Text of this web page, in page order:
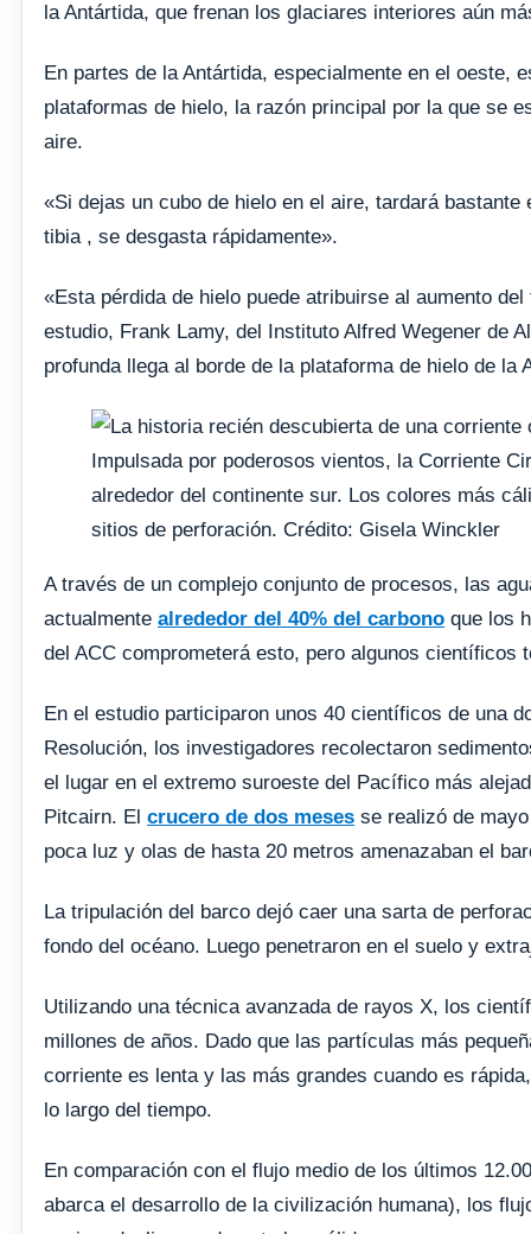
la Antártida, que frenan los glaciares interiores aún
En partes de la Antártida, especialmente en el oeste,
plataformas de hielo, la razón principal por la que se
aire.
«Si dejas un cubo de hielo en el aire, tardará
tibia , se desgasta rápidamente».
«Esta pérdida de hielo puede atribuirse al aumento
estudio, Frank Lamy, del Instituto Alfred Wegener de
profunda llega al borde de la plataforma de hielo de la
Impulsada por poderosos vientos, la Corriente
alrededor del continente sur. Los colores más
sitios de perforación. Crédito: Gisela Winckler
A través de un complejo conjunto de procesos, las
actualmente alrededor del 40% del carbono que los
del ACC comprometerá esto, pero algunos científicos
En el estudio participaron unos 40 científicos de una
Resolución, los investigadores recolectaron
el lugar en el extremo suroeste del Pacífico más
Pitcairn. El crucero de dos meses se realizó de
poca luz y olas de hasta 20 metros amenazaban el
La tripulación del barco dejó caer una sarta de
fondo del océano. Luego penetraron en el suelo y
Utilizando una técnica avanzada de rayos X, los
millones de años. Dado que las partículas más
corriente es lenta y las más grandes cuando es
lo largo del tiempo.
En comparación con el flujo medio de los últimos
abarca el desarrollo de la civilización humana), los